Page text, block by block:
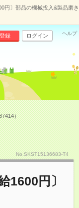
円〕部品の機械投入&製品磨
録 ログイン ヘルプ
）
No.SKST15136683-T4
1600円〕